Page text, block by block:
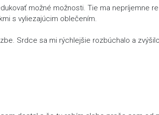
možné možnosti. Tie ma nepríjemne
s vyliezajúcim oblečením.
Srdce sa mi rýchlejšie rozbúchalo a